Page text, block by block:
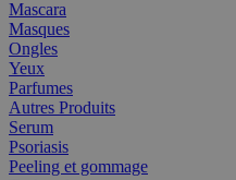
Mascara
Masques
Ongles
Yeux
Parfumes
Autres Produits
Serum
Psoriasis
Peeling et gommage